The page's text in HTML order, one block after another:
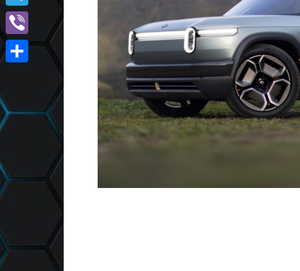
Telegram
Viber